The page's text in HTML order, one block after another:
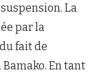
La
par la
fait de
En tant